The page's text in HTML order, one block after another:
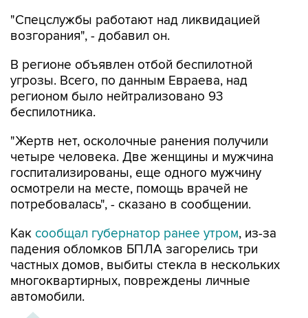
"Спецслужбы работают над ликвидацией
возгорания", - добавил он.
В регионе объявлен отбой беспилотной
угрозы. Всего, по данным Евраева, над
регионом было нейтрализовано 93
беспилотника.
"Жертв нет, осколочные ранения получили
четыре человека. Две женщины и мужчина
госпитализированы, еще одного мужчину
осмотрели на месте, помощь врачей не
потребовалась", - сказано в сообщении.
Как сообщал губернатор ранее утром, из-за
падения обломков БПЛА загорелись три
частных домов, выбиты стекла в нескольких
многоквартирных, повреждены личные
автомобили.